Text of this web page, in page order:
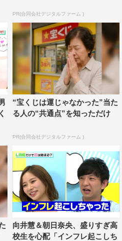
めっちゃ美人じゃん」と反
様子を見て「ヤバい！ハード
とまとの姿に、「自分で一番
言うてたやん」と朝日や向井か
ュートと教授もそれぞれ負け
ヒロ」「俺は竹内涼真さんに
！」と投稿。“アオハルある
見せたいあまりにハードル
校生たちの姿に、向井は「と
タジオの笑いを誘った。
校生メンバーたちに対して
をアップしてください」という
んのりと面影が残るお互いの
、盛り上がった。
PR(合同会社デジタルファーム )
“宝くじは運じゃなかった”当た
る人の“共通点”を知っただけ
PR(合同会社デジタルファーム )
向井慧＆朝日奈央、盛りすぎ高
校生を心配「インフレ起こしち